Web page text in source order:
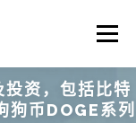
Menu
下载
资，包括比特
狗币DOGE系列